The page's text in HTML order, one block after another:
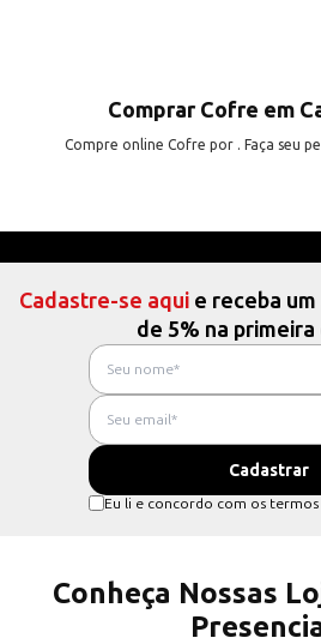
Comprar Cofre em
Compre online Cofre por . Faça seu
Cadastre-se aqui e receba
de 5% na primeira
Eu li e concordo com os termos
Conheça Nossas